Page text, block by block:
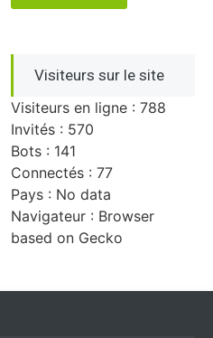
Visiteurs sur le site
Visiteurs en ligne : 788
Invités : 570
Bots : 141
Connectés : 77
Pays : No data
Navigateur : Browser
based on Gecko